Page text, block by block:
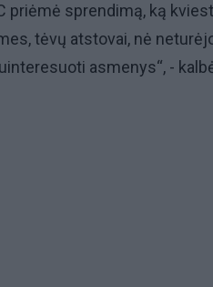
priėmė sprendimą, ką
tėvų atstovai, nė
asmenys“, -